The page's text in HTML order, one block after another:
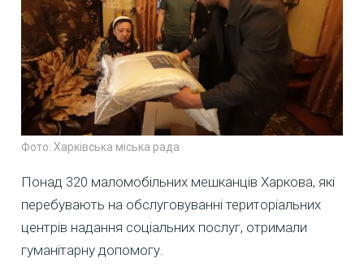
Фото: Харківська міська рада
Понад 320 маломобільних мешканців Харкова, які
перебувають на обслуговуванні територіальних
центрів надання соціальних послуг, отримали
гуманітарну допомогу.